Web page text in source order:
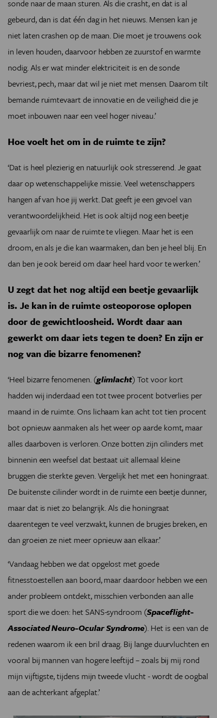
sonde naar de maan sturen. Als die crasht, en dat is al
gebeurd, dan is dat één dag in het nieuws. Mensen kan je
niet laten crashen op de maan. Die moet je trouwens ook
in leven houden, daarvoor hebben ze zuurstof en warmte
nodig. Als er wat minder elektriciteit is en de sonde
bevriest, pech, maar dat wil je niet met mensen. Daarom tilt
bemande ruimtevaart de innovatie en de veiligheid die je
moet inbouwen naar een veel hoger niveau.’
Hoe voelt het om in de ruimte te zijn?
‘Dat is heel plezierig en natuurlijk ook stresserend. Je gaat
daar op wetenschappelijke missie. Veel wetenschappers
hangen af van hoe jij werkt. Dat geeft je een gevoel van
verantwoordelijkheid. Het is ook altijd nog een beetje
gevaarlijk om naar de ruimte te vliegen. Maar het is een
droom, en als je die kan waarmaken, dan ben je heel blij. En
dan ben je ook bereid om daar heel hard voor te werken.’
U zegt dat het nog altijd een beetje gevaarlijk
is. Je kan in de ruimte osteoporose oplopen
door de gewichtloosheid. Wordt daar aan
gewerkt om daar iets tegen te doen? En zijn er
nog van die bizarre fenomenen?
‘Heel bizarre fenomenen. (glimlacht) Tot voor kort
hadden wij inderdaad een tot twee procent botverlies per
maand in de ruimte. Ons lichaam kan acht tot tien procent
bot opnieuw aanmaken als het weer op aarde komt, maar
alles daarboven is verloren. Onze botten zijn cilinders met
binnenin een weefsel dat bestaat uit allemaal kleine
bruggen die sterkte geven. Vergelijk het met een honingraat.
De buitenste cilinder wordt in de ruimte een beetje dunner,
maar dat is niet zo belangrijk. Als die honingraat
daarentegen te veel verzwakt, kunnen de brugjes breken, en
dan groeien ze niet meer opnieuw aan elkaar.’
‘Vandaag hebben we dat opgelost met goede
fitnesstoestellen aan boord, maar daardoor hebben we een
ander probleem ontdekt, misschien verbonden aan alle
sport die we doen: het SANS-syndroom (Spaceflight-
Associated Neuro-Ocular Syndrome). Het is een van de
redenen waarom ik een bril draag. Bij lange duurvluchten en
vooral bij mannen van hogere leeftijd – zoals bij mij rond
mijn vijftigste, tijdens mijn tweede vlucht - wordt de oogbal
aan de achterkant afgeplat.’